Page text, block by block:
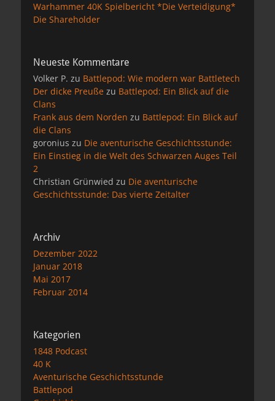
Warhammer 40K Spielbericht *Die Verteidigung*
Die Shareholder
Neueste Kommentare
Volker P. zu Battlepod: Wie modern war Battletech
Der dicke Preuße zu Battlepod: Ein Blick auf die
Clans
Frank aus dem Norden zu Battlepod: Ein Blick auf
die Clans
goronius zu Die aventurische Geschichtsstunde:
Ein Einstieg in die Welt des Schwarzen Auges Teil
2
Christian Grünwied zu Die aventurische
Geschichtsstunde: Das vierte Zeitalter
Archiv
Dezember 2022
Januar 2018
Mai 2017
Februar 2014
Kategorien
1848 Podcast
40 K
Aventurische Geschichtsstunde
Battlepod